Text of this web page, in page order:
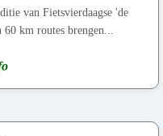
van Fietsvierdaagse 'de
km routes brengen...